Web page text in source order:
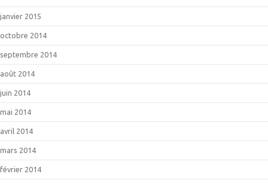
janvier 2015
octobre 2014
septembre 2014
août 2014
juin 2014
mai 2014
avril 2014
mars 2014
février 2014